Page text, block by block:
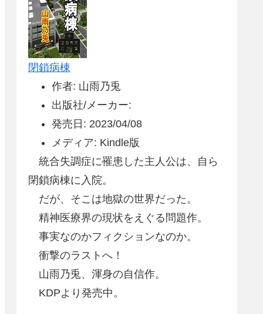
閉鎖病棟
作者: 山雨乃兎
出版社/メーカー:
発売日: 2023/04/08
メディア: Kindle版
統合失調症に罹患した主人公は、自ら
閉鎖病棟に入院。
だが、そこは地獄の世界だった。
精神医療界の現状をえぐる問題作。
事実なのかフィクションなのか。
衝撃のラストへ！
山雨乃兎、渾身の自信作。
KDPより発売中。